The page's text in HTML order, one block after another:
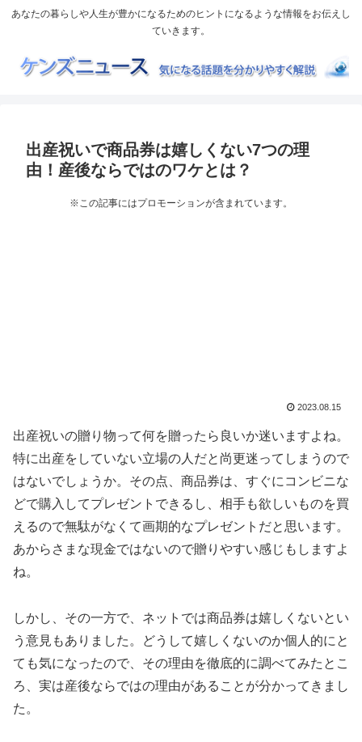
あなたの暮らしや人生が豊かになるためのヒントになるような情報をお伝えし
ていきます。
出産祝いで商品券は嬉しくない7つの理
由！産後ならではのワケとは？
※この記事にはプロモーションが含まれています。
2023.08.15
出産祝いの贈り物って何を贈ったら良いか迷いますよね。
特に出産をしていない立場の人だと尚更迷ってしまうので
はないでしょうか。その点、商品券は、すぐにコンビニな
どで購入してプレゼントできるし、相手も欲しいものを買
えるので無駄がなくて画期的なプレゼントだと思います。
あからさまな現金ではないので贈りやすい感じもしますよ
ね。
しかし、その一方で、ネットでは商品券は嬉しくないとい
う意見もありました。どうして嬉しくないのか個人的にと
ても気になったので、その理由を徹底的に調べてみたとこ
ろ、実は産後ならではの理由があることが分かってきまし
た。